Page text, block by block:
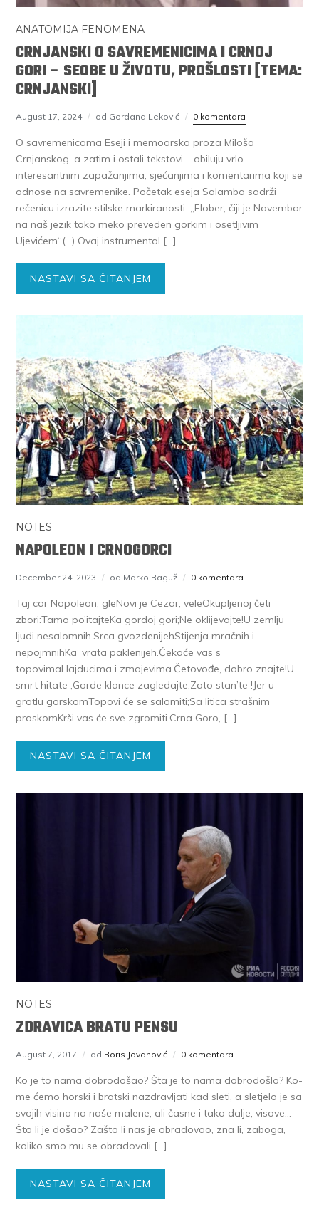
ANATOMIJA FENOMENA
CRNJANSKI O SAVREMENICIMA I CRNOJ
GORI – SEOBE U ŽIVOTU, PROŠLOSTI [TEMA:
CRNJANSKI]
August 17, 2024 od Gordana Leković 0 komentara
O savremenicama Eseji i memoarska proza Miloša
Crnjanskog, a zatim i ostali tekstovi – obiluju vrlo
interesantnim zapažanjima, sjećanjima i komentarima koji se
odnose na savremenike. Početak eseja Salamba sadrži
rečenicu izrazite stilske markiranosti: „Flober, čiji je Novembar
na naš jezik tako meko preveden gorkim i osetljivim
Ujevićem“(…) Ovaj instrumental […]
NASTAVI SA ČITANJEM
NOTES
NAPOLEON I CRNOGORCI
December 24, 2023 od Marko Raguž 0 komentara
Taj car Napoleon, gleNovi je Cezar, veleOkupljenoj četi
zbori:Tamo po’itajteKa gordoj gori;Ne oklijevajte!U zemlju
ljudi nesalomnih.Srca gvozdenijehStijenja mračnih i
nepojmnihKa’ vrata paklenijeh.Čekaće vas s
topovimaHajducima i zmajevima.Četovođe, dobro znajte!U
smrt hitate ;Gorde klance zagledajte,Zato stan’te !Jer u
grotlu gorskomTopovi će se salomiti;Sa litica strašnim
praskomKrši vas će sve zgromiti.Crna Goro, […]
NASTAVI SA ČITANJEM
NOTES
ZDRAVICA BRATU PENSU
August 7, 2017 od Boris Jovanović 0 komentara
Ko je to na­ma do­bro­do­šao? Šta je to na­ma do­bro­do­šlo? Ko­
me će­mo hor­ski i brat­ski na­zdra­vlja­ti kad sle­ti, a sle­tje­lo je sa
svo­jih vi­si­na na na­še ma­le­ne, ali ča­sne i ta­ko da­lje, vi­so­ve…
Što li je do­šao? Za­što li nas je ob­ra­do­vao, zna li, za­bo­ga,
ko­li­ko smo mu se ob­ra­do­va­li […]
NASTAVI SA ČITANJEM